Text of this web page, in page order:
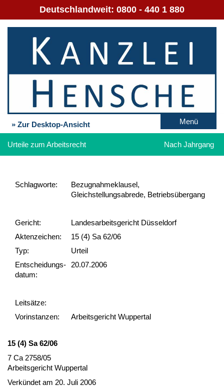
Deutschlandweit: 0800 - 440 1 880
» Zur Desktop-Ansicht Menü
Urteile zum Arbeitsrecht Nach Jahrgang
Schlag­worte:
Bezugnahmeklausel,
Gleichstellungsabrede, Betriebsübergang
Gericht:
Landesarbeitsgericht Düsseldorf
Akten­zeichen:
15 (4) Sa 62/06
Typ:
Urteil
Ent­scheid­ungs­
datum:
20.07.2006
Leit­sätze:
Vor­ins­tan­zen:
Arbeitsgericht Wuppertal
15 (4) Sa 62/06
7 Ca 2758/05
Ar­beits­ge­richt Wup­per­tal
Verkündet am 20. Ju­li 2006